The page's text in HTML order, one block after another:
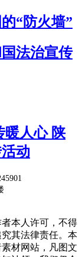
“防火墙”
法治宣传
暖人心 陕
动
本人许可，不得
其法律责任。本
材网站，凡图文